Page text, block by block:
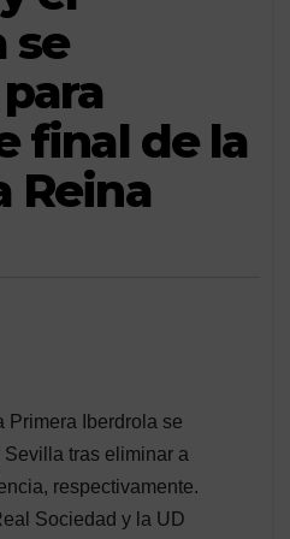
se
final de la
Reina
Primera Iberdrola se
tras eliminar a
respectivamente.
Sociedad y la UD